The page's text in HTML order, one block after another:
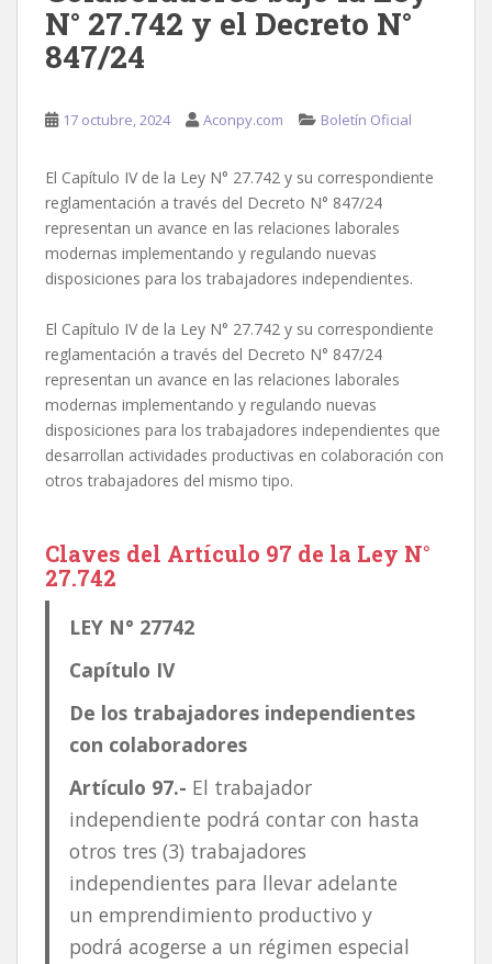
N° 27.742 y el Decreto N°
847/24
17 octubre, 2024 Aconpy.com Boletín Oficial
El Capítulo IV de la Ley N° 27.742 y su correspondiente
reglamentación a través del Decreto N° 847/24
representan un avance en las relaciones laborales
modernas implementando y regulando nuevas
disposiciones para los trabajadores independientes.
El Capítulo IV de la Ley N° 27.742 y su correspondiente
reglamentación a través del Decreto N° 847/24
representan un avance en las relaciones laborales
modernas implementando y regulando nuevas
disposiciones para los trabajadores independientes que
desarrollan actividades productivas en colaboración con
otros trabajadores del mismo tipo.
Claves del Artículo 97 de la Ley N°
27.742
LEY N° 27742
Capítulo IV
De los trabajadores independientes
con colaboradores
Artículo 97.- El trabajador
independiente podrá contar con hasta
otros tres (3) trabajadores
independientes para llevar adelante
un emprendimiento productivo y
podrá acogerse a un régimen especial